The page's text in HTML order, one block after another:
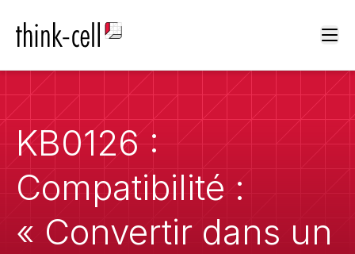
KB0126 :
Compatibilité :
« Convertir dans un